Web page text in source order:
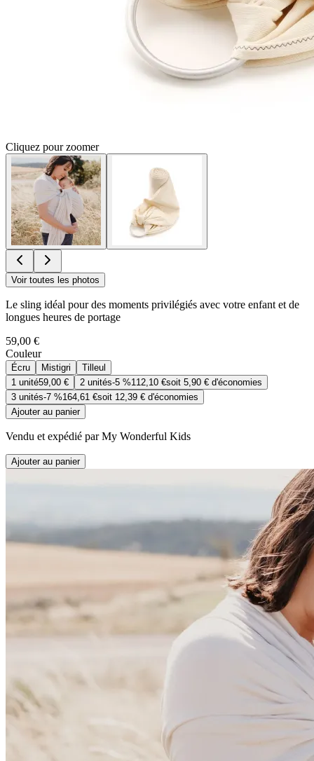
Cliquez pour zoomer
Voir toutes les photos
Le sling idéal pour des moments privilégiés avec votre enfant et de
longues heures de portage
59,00 €
Couleur
Écru Mistigri
Tilleul
1 unité59,00 € 2 unités-5 %112,10 €soit 5,90 € d'économies
3 unités-7 %164,61 €soit 12,39 € d'économies
Ajouter au panier
Vendu et expédié par My Wonderful Kids
Ajouter au panier